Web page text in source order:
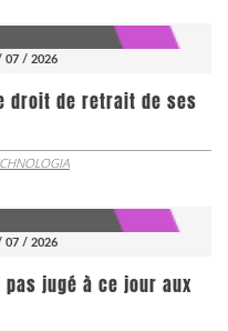
07 / 2026
droit de retrait de ses
07 / 2026
jugé à ce jour aux